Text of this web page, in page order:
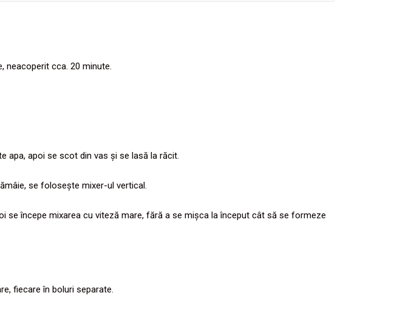
neacoperit cca. 20 minute.
apa, apoi se scot din vas și se lasă la răcit.
se folosește mixer-ul vertical.
se începe mixarea cu viteză mare, fără a se mișca la început cât să se formeze
fiecare în boluri separate.